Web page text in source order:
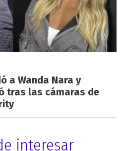
a Wanda Nara y
tras las cámaras de
interesar